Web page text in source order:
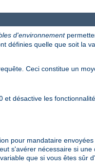
d'environnement
définies quelle que soit la
Ceci constitue un
désactive les
pour mandataire
s'avérer nécessaire si
que si vous êtes sûr